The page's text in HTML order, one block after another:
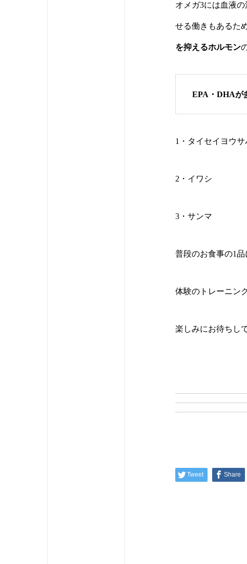
オメガ3には血液
せる働きもあるた
を抑えるホルモン
EPA・DHAが
1・タイセイヨウサ
2・イワシ
3・サンマ
普段のお食事の1品
体験のトレーニン
楽しみにお待ちし
Tweet Share